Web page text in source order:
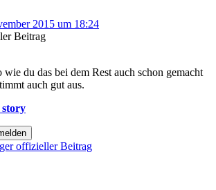
2015 um 18:24
Beitrag
wie du das bei dem Rest auch schon gemacht
auch gut aus.
offizieller Beitrag